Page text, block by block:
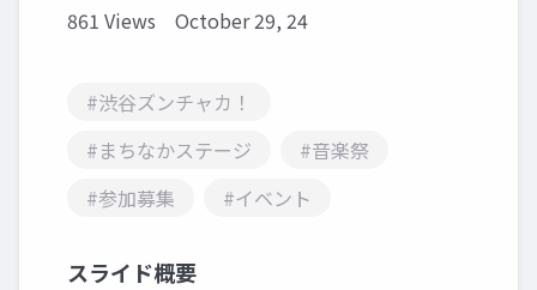
861 Views October 29, 24
#渋谷ズンチャカ！
#まちなかステージ
#音楽祭
#参加募集
#イベント
スライド概要